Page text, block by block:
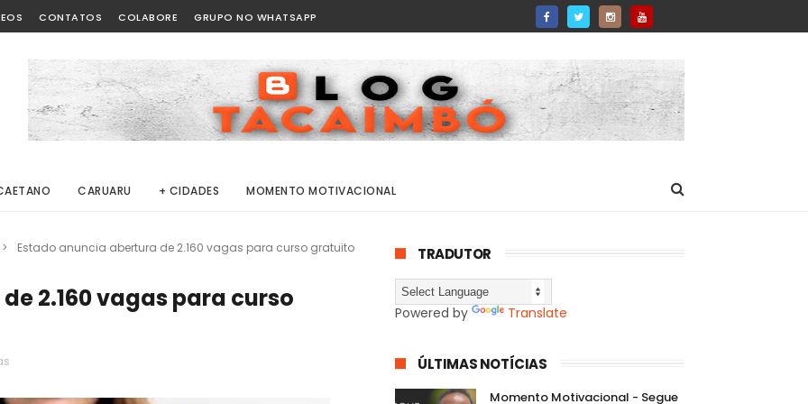
CONTATOS COLABORE GRUPO NO WHATSAPP
CARUARU + CIDADES MOMENTO MOTIVACIONAL
> Estado anuncia abertura de 2.160 vagas para curso gratuito
2.160 vagas para curso
TRADUTOR
Powered by Translate
ÚLTIMAS NOTÍCIAS
Momento Motivacional - Segue